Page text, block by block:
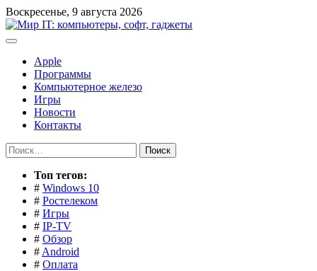
Перейти
к
содержимому
Воскресенье, 9 августа 2026
Apple
Программы
Компьютерное железо
Игры
Новости
Контакты
Найти:
Toп тегов:
# Windows 10
# Ростелеком
# Игры
# IP-TV
# Обзор
# Android
# Оплата